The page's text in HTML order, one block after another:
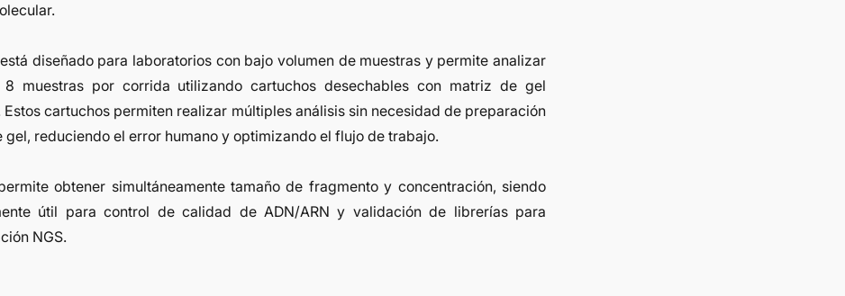
diseñado para laboratorios con bajo volumen de muestras y permite analizar
muestras por corrida utilizando cartuchos desechables con matriz de gel
Estos cartuchos permiten realizar múltiples análisis sin necesidad de preparación
gel, reduciendo el error humano y optimizando el flujo de trabajo.
obtener simultáneamente tamaño de fragmento y concentración, siendo
útil para control de calidad de ADN/ARN y validación de librerías para
NGS.